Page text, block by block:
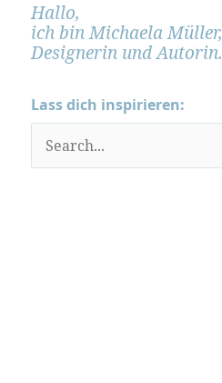
Hallo,
ich bin Michaela Müller,
Designerin und Autorin.
Lass dich inspirieren:
u